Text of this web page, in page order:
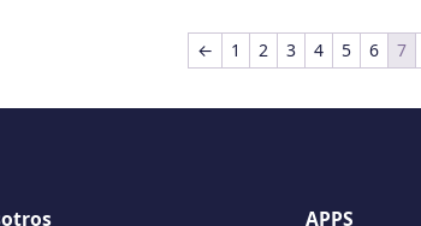
← 1 2 3 4 5 6 7
APPS